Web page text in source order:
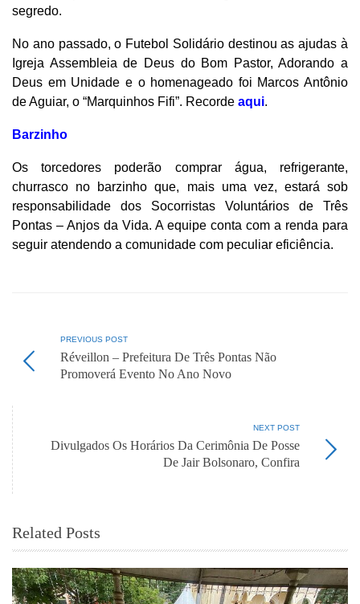
segredo.
No ano passado, o Futebol Solidário destinou as ajudas à
Igreja Assembleia de Deus do Bom Pastor, Adorando a
Deus em Unidade e o homenageado foi Marcos Antônio
de Aguiar, o “Marquinhos Fifi”. Recorde aqui.
Barzinho
Os torcedores poderão comprar água, refrigerante,
churrasco no barzinho que, mais uma vez, estará sob
responsabilidade dos Socorristas Voluntários de Três
Pontas – Anjos da Vida. A equipe conta com a renda para
seguir atendendo a comunidade com peculiar eficiência.
PREVIOUS POST
Réveillon – Prefeitura De Três Pontas Não
Promoverá Evento No Ano Novo
NEXT POST
Divulgados Os Horários Da Cerimônia De Posse
De Jair Bolsonaro, Confira
Related Posts